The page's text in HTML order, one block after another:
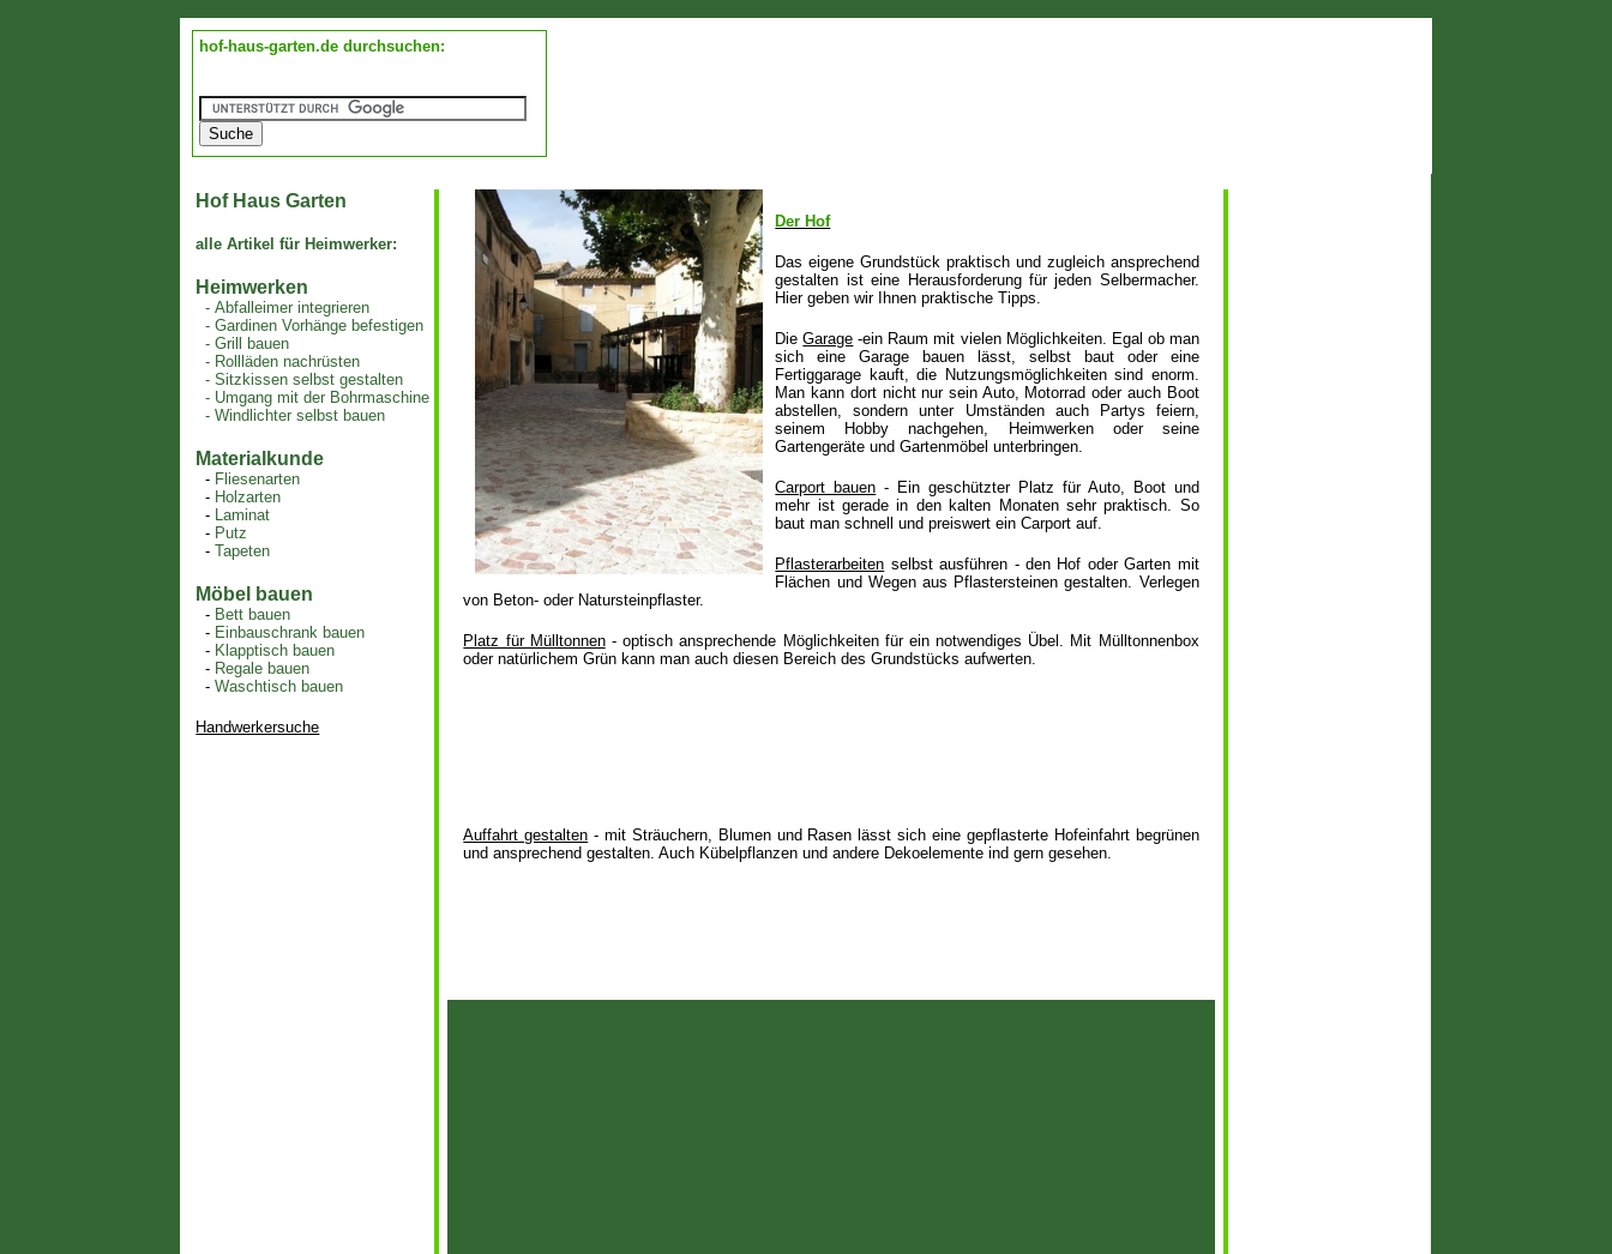
hof-haus-garten.de durchsuchen:
Hof Haus Garten
alle Artikel für Heimwerker:
Heimwerken
-Abfalleimer integrieren
-Gardinen Vorhänge befestigen
-Grill bauen
- Rollläden nachrüsten
-Sitzkissen selbst gestalten
- Umgang mit der Bohrmaschine
-Windlichter selbst bauen
Materialkunde
- Fliesenarten
- Holzarten
- Laminat
- Putz
-Tapeten
Möbel bauen
- Bett bauen
- Einbauschrank bauen
- Klapptisch bauen
- Regale bauen
-Waschtisch bauen
Handwerkersuche
Der Hof
Das eigene Grundstück praktisch und zugleich ansprechend
gestalten ist eine Herausforderung für jeden Selbermacher.
Hier geben wir Ihnen praktische Tipps.
DieGarage -ein Raum mit vielen Möglichkeiten. Egal ob man
sich eine Garage bauen lässt, selbst baut oder eine
Fertiggarage kauft, die Nutzungsmöglichkeiten sind enorm.
Man kann dort nicht nur sein Auto, Motorrad oder auch Boot
abstellen, sondern unter Umständen auch Partys feiern,
seinem Hobby nachgehen, Heimwerken oder seine
Gartengeräte und Gartenmöbel unterbringen.
Carport bauen - Ein geschützter Platz für Auto, Boot und
mehr ist gerade in den kalten Monaten sehr praktisch. So
baut man schnell und preiswert ein Carport auf.
Pflasterarbeiten selbst ausführen - den Hof oder Garten mit
Flächen und Wegen aus Pflastersteinen gestalten. Verlegen
von Beton- oder Natursteinpflaster.
Platz für Mülltonnen- optisch ansprechende Möglichkeiten für ein notwendiges Übel. Mit Mülltonnenbox
oder natürlichem Grün kann man auch diesen Bereich des Grundstücks aufwerten.
Auffahrt gestalten - mit Sträuchern, Blumen und Rasen lässt sich eine gepflasterte Hofeinfahrt begrünen
und ansprechend gestalten. Auch Kübelpflanzen und andere Dekoelemente ind gern gesehen.